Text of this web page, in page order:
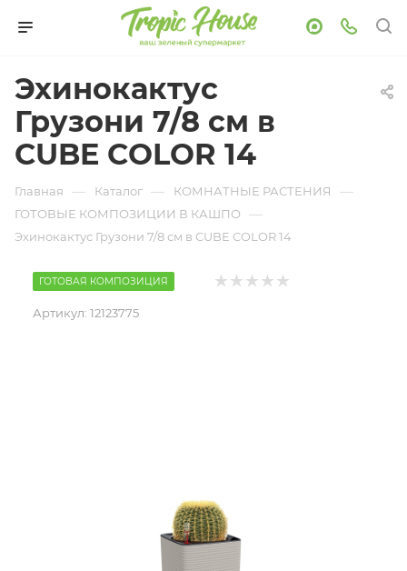
Эхинокактус
Грузони 7/8 см в
CUBE COLOR 14
Главная — Каталог — КОМНАТНЫЕ РАСТЕНИЯ —
ГОТОВЫЕ КОМПОЗИЦИИ В КАШПО —
Эхинокактус Грузони 7/8 см в CUBE COLOR 14
ГОТОВАЯ КОМПОЗИЦИЯ
Артикул: 12123775